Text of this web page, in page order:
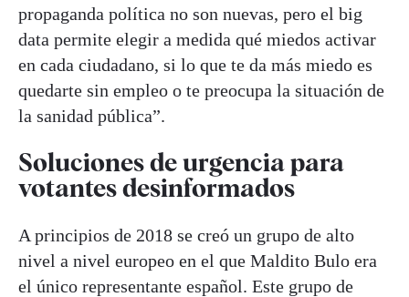
propaganda política no son nuevas, pero el big
data permite elegir a medida qué miedos activar
en cada ciudadano, si lo que te da más miedo es
quedarte sin empleo o te preocupa la situación de
la sanidad pública”.
Soluciones de urgencia para
votantes desinformados
A principios de 2018 se creó un grupo de alto
nivel a nivel europeo en el que Maldito Bulo era
el único representante español. Este grupo de